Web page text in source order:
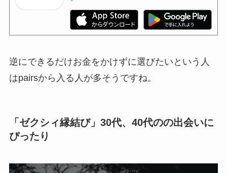
逆にできるだけお金をかけずに選びたいという人
はpairsから入る人が多そうですね。
「ゼクシィ縁結び」30代、40代のの出会いに
ぴったり